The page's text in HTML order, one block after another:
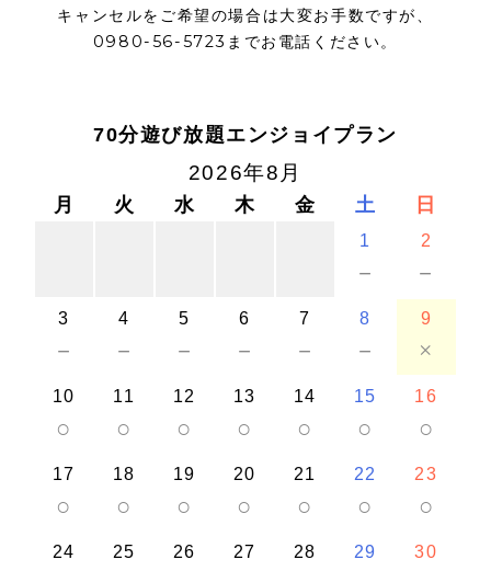
キャンセルをご希望の場合は大変お手数ですが、
0980-56-5723までお電話ください。
70分遊び放題エンジョイプラン
2026年8月
月 火 水 木 金 土 日
1
－
2
－
3
－
4
－
5
－
6
－
7
－
8
－
9
×
10
○
11
○
12
○
13
○
14
○
15
○
16
○
17
○
18
○
19
○
20
○
21
○
22
○
23
○
24 25 26 27 28 29 30